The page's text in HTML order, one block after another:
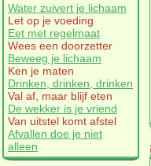
Water zuivert je lichaam
Let op je voeding
Eet met regelmaat
Wees een doorzetter
Beweeg je lichaam
Ken je maten
Drinken, drinken, drinken
Val af, maar blijf eten
De wekker is je vriend
Van uitstel komt afstel
Afvallen doe je niet
alleen